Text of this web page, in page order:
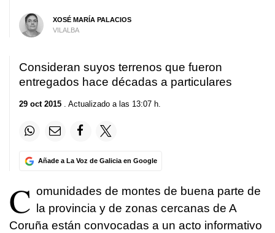
XOSÉ MARÍA PALACIOS
VILALBA
Consideran suyos terrenos que fueron
entregados hace décadas a particulares
29 oct 2015 . Actualizado a las 13:07 h.
Añade a La Voz de Galicia en Google
C omunidades de montes de buena parte de
la provincia y de zonas cercanas de A
Coruña están convocadas a un acto informativo